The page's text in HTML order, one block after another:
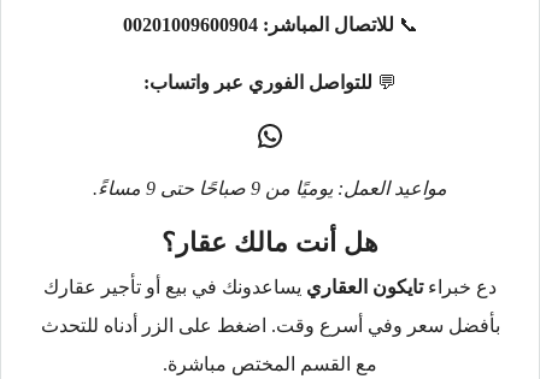
📞 للاتصال المباشر: 00201009600904
💬 للتواصل الفوري عبر واتساب:
مواعيد العمل: يوميًا من 9 صباحًا حتى 9 مساءً.
هل أنت مالك عقار؟
دع خبراءتايكون العقاري يساعدونك في بيع أو تأجير عقارك
بأفضل سعر وفي أسرع وقت. اضغط على الزر أدناه للتحدث
مع القسم المختص مباشرة.